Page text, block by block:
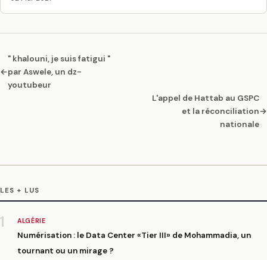
←
" khalouni, je suis fatigui "
par Aswele, un dz-
youtubeur
L'appel de Hattab au GSPC
et la réconciliation
nationale
→
LES + LUS
1 ALGÉRIE
Numérisation : le Data Center «Tier III» de Mohammadia, un
tournant ou un mirage ?